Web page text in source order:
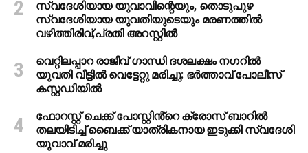
സ്വദേശിയായ യുവാവിന്റെയും, തൊടുപുഴ
സ്വദേശിയായ യുവതിയുടെയും മരണത്തില്‍
വഴിത്തിരിവ്;പ്രതി അറസ്റ്റില്‍
വെറ്റിലപ്പാറ രാജീവ് ഗാന്ധി ദശലക്ഷം നഗറിൽ
യുവതി വീട്ടിൽ വെട്ടേറ്റു മരിച്ചു: ഭർത്താവ് പോലീസ്
കസ്റ്റഡിയിൽ
ഫോറസ്റ്റ് ചെക്ക് പോസ്റ്റിൻ്റെ ക്രോസ് ബാറില്‍
തലയിടിച്ച് ബൈക്ക് യാത്രികനായ ഇടുക്കി സ്വദേശി
യുവാവ് മരിച്ചു